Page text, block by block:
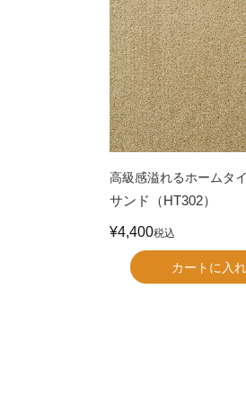
高級感溢れるホームタ
サンド（HT302）
¥4,400税込
カートに入